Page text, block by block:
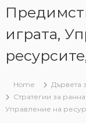
играта,
Home
Дървета
Стратегии за
Управление на